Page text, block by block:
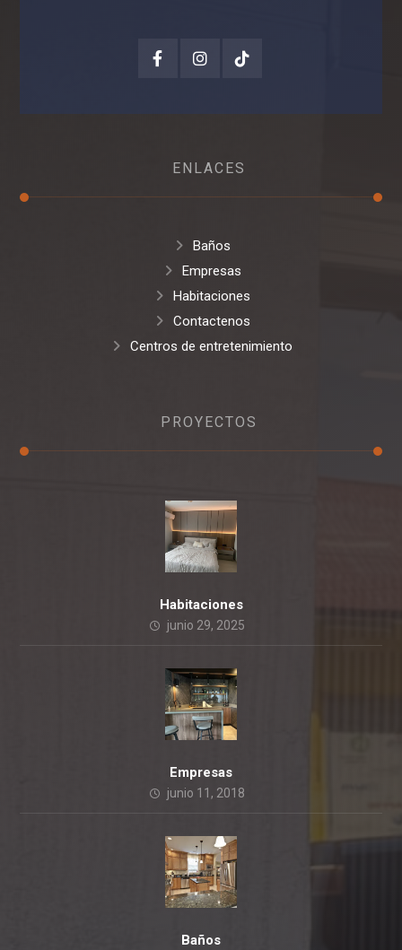
ENLACES
Baños
Empresas
Habitaciones
Contactenos
Centros de entretenimiento
PROYECTOS
Habitaciones
junio 29, 2025
Empresas
junio 11, 2018
Baños